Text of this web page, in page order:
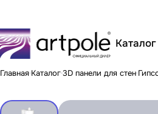
Каталог
Главная Каталог3D панели для стен